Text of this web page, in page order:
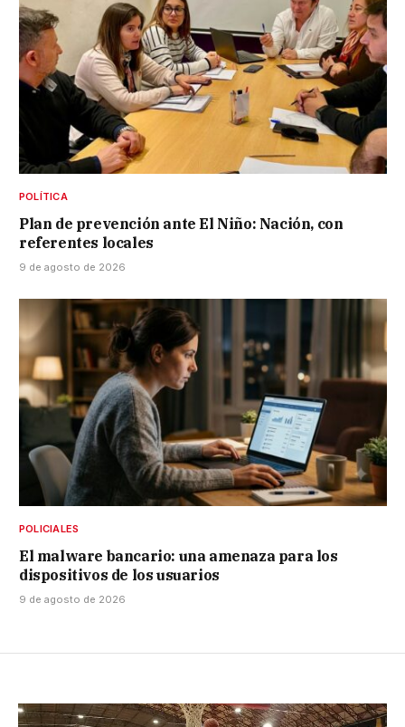
POLÍTICA
Plan de prevención ante El Niño: Nación, con
referentes locales
9 de agosto de 2026
POLICIALES
El malware bancario: una amenaza para los
dispositivos de los usuarios
9 de agosto de 2026